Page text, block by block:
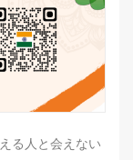
る人と会えない